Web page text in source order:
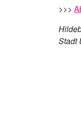
>>>
Stadt